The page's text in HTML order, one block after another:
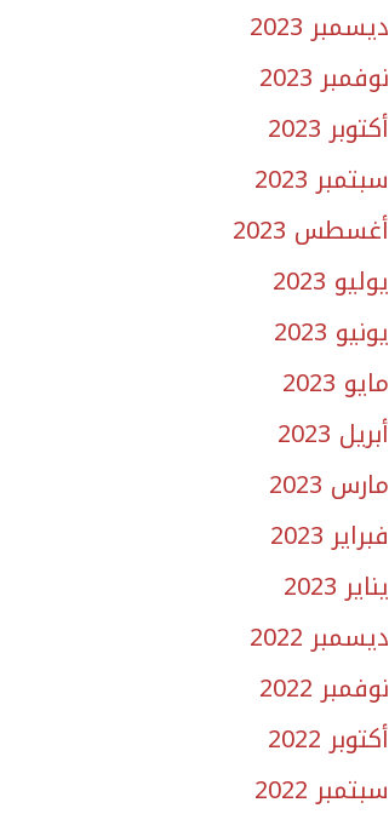
ديسمبر 2023
نوفمبر 2023
أكتوبر 2023
سبتمبر 2023
أغسطس 2023
يوليو 2023
يونيو 2023
مايو 2023
أبريل 2023
مارس 2023
فبراير 2023
يناير 2023
ديسمبر 2022
نوفمبر 2022
أكتوبر 2022
سبتمبر 2022